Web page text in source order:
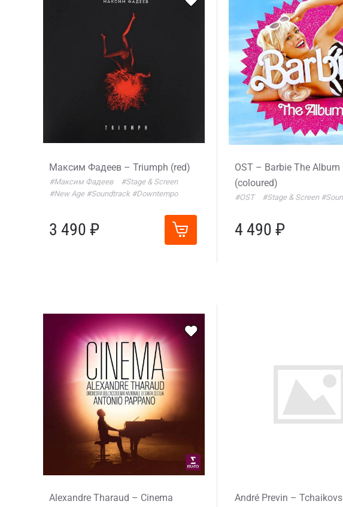
Максим Фадеев – Triumph (red)
#Максим Фадеев
#Stage & Screen
#New Age #Soundtrack #Downtempo
3 490 ₽
OST – Barbie The Album
(coloured)
#OST #Stage & Screen
4 490 ₽
Alexandre Tharaud – Cinema
André Previn –